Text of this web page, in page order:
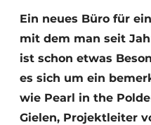
Podcasts
Datenschutz /
Geschichte
Freie Stellen
Glas
Modularer Aufbau
Ein neues Büro für
mit dem man seit
ist schon etwas
es sich um ein
wie Pearl in the
Gielen, Projektleiter